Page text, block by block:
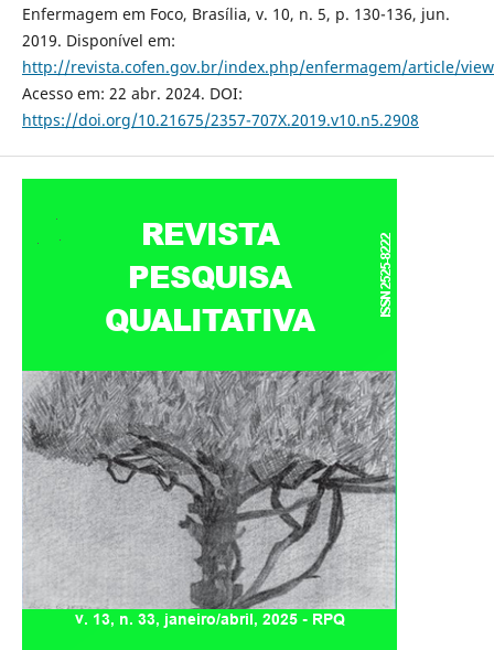
Enfermagem em Foco, Brasília, v. 10, n. 5, p. 130-136, jun.
2019. Disponível em:
http://revista.cofen.gov.br/index.php/enfermagem/article/
Acesso em: 22 abr. 2024. DOI:
https://doi.org/10.21675/2357-707X.2019.v10.n5.2908